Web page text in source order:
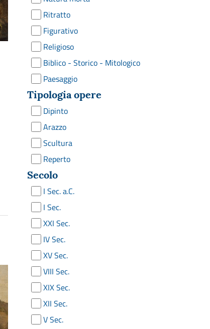
Ritratto
Figurativo
Religioso
Biblico - Storico - Mitologico
Paesaggio
Tipologia opere
Dipinto
Arazzo
Scultura
Reperto
Secolo
I Sec. a.C.
I Sec.
XXI Sec.
IV Sec.
XV Sec.
VIII Sec.
XIX Sec.
XII Sec.
V Sec.